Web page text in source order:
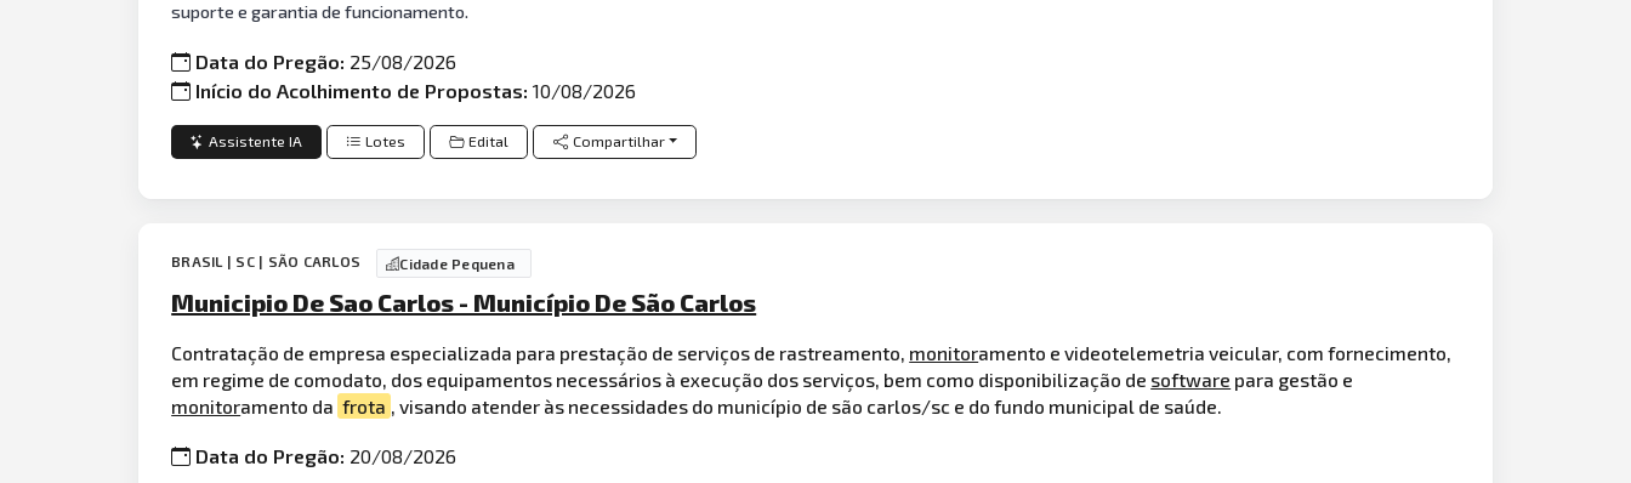
suporte e garantia de funcionamento.
Data do Pregão: 25/08/2026
Início do Acolhimento de Propostas:10/08/2026
Assistente IA Lotes Edital Compartilhar
BRASIL | SC | SÃO CARLOS Cidade Pequena
Municipio De Sao Carlos - Município De São Carlos
Contratação de empresa especializada para prestação de serviços de rastreamento, monitoramento e videotelemetria veicular, com fornecimento,
em regime de comodato, dos equipamentos necessários à execução dos serviços, bem como disponibilização de software para gestão e
monitoramento da frota , visando atender às necessidades do município de são carlos/sc e do fundo municipal de saúde.
Data do Pregão: 20/08/2026